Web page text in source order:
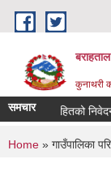
Skip to main content
कुनाथरी
समचार
लगानी सहितको निवेदन
You are
Home » गाउँपालिका